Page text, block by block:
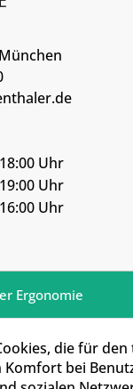
Uhr
Uhr
Uhr
Ergonomie
die für
Komfort bei